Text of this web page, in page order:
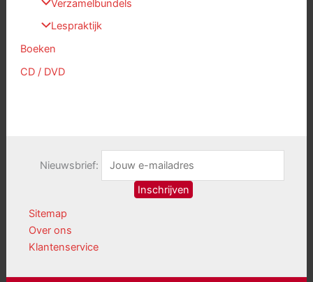
Verzamelbundels
Lespraktijk
Boeken
CD / DVD
Nieuwsbrief:
Sitemap
Over ons
Klantenservice